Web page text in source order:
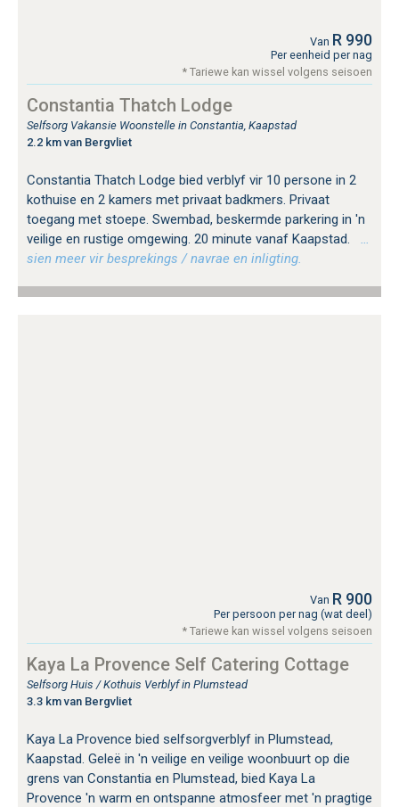
Van R 990
Per eenheid per nag
* Tariewe kan wissel volgens seisoen
Constantia Thatch Lodge
Selfsorg Vakansie Woonstelle in Constantia, Kaapstad
2.2 km van Bergvliet
Constantia Thatch Lodge bied verblyf vir 10 persone in 2
kothuise en 2 kamers met privaat badkmers. Privaat
toegang met stoepe. Swembad, beskermde parkering in 'n
veilige en rustige omgewing. 20 minute vanaf Kaapstad.
…
sien meer vir besprekings / navrae en inligting.
Van R 900
Per persoon per nag (wat deel)
* Tariewe kan wissel volgens seisoen
Kaya La Provence Self Catering Cottage
Selfsorg Huis / Kothuis Verblyf in Plumstead
3.3 km van Bergvliet
Kaya La Provence bied selfsorgverblyf in Plumstead,
Kaapstad. Geleë in 'n veilige en veilige woonbuurt op die
grens van Constantia en Plumstead, bied Kaya La
Provence 'n warm en ontspanne atmosfeer met 'n pragtige